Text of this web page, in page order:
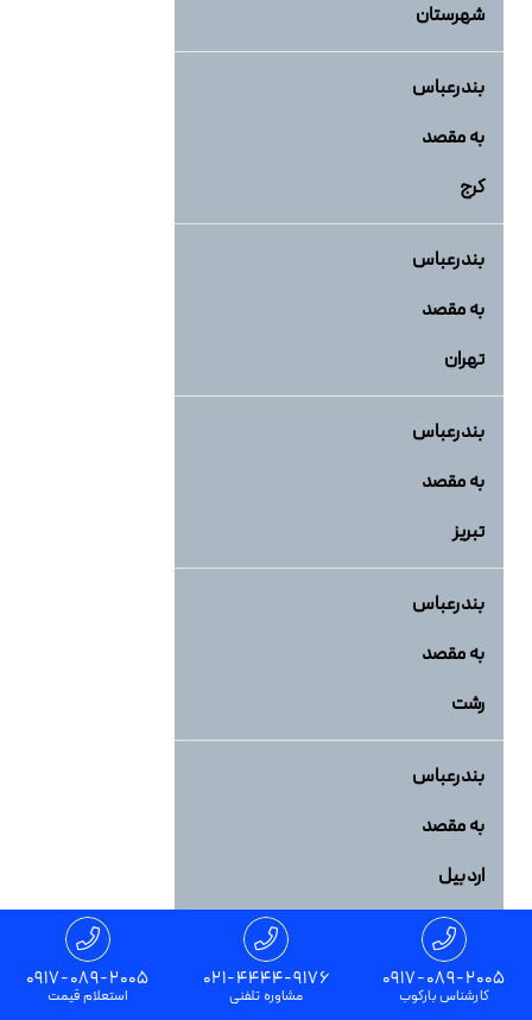
شهرستان
بندرعباس
به مقصد
کرج
بندرعباس
به مقصد
تهران
بندرعباس
به مقصد
تبریز
بندرعباس
به مقصد
رشت
بندرعباس
به مقصد
اردبیل
بندرعباس
به مقصد
0917-089-2005
کارشناس بارکوب
021-4444-9176
مشاوره تلفنی
0917-089-2005
استعلام قیمت